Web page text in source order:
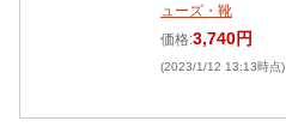
ューズ・靴
価格:3,740円
(2023/1/12 13:13時点)